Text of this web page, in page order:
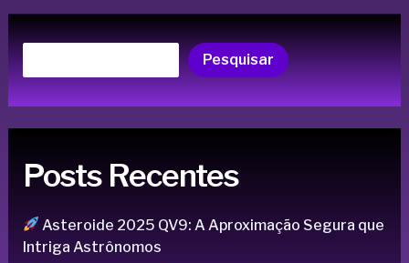
Pesquisar
Posts Recentes
Asteroide 2025 QV9: A Aproximação Segura que
Intriga Astrônomos